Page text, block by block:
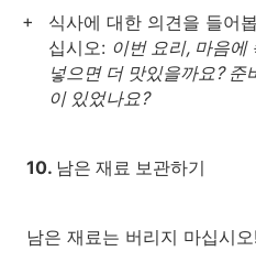
식사에 대한 의견을 들어
십시오: 이번 요리, 마음에
넣으면 더 맛있을까요?
이 있었나요?
10. 남은 재료 보관하기
남은 재료는 버리지 마십시오!